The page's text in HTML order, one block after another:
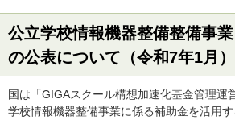
公立学校情報機器整備整備事
の公表について（令和7年1月）
国は「GIGAスクール構想加速化基金管理運
学校情報機器整備事業に係る補助金を活用